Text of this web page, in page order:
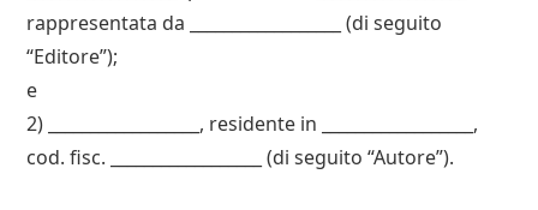
rappresentata da __________________ (di seguito
“Editore”);
e
2) __________________, residente in __________________,
cod. fisc. __________________ (di seguito “Autore”).